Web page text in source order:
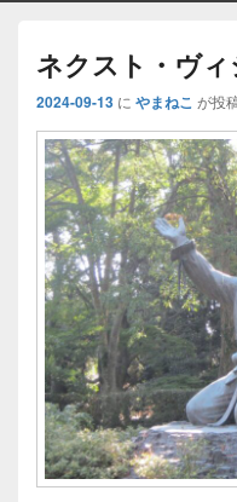
ネクスト・ヴ
2024-09-13 に やまねこ が投